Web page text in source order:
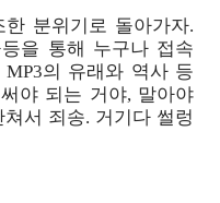
분위기로 돌아가자.
을 통해 누구나 접속
의 유래와 역사 등
야 되는 거야, 말아야
서 죄송. 거기다 썰렁